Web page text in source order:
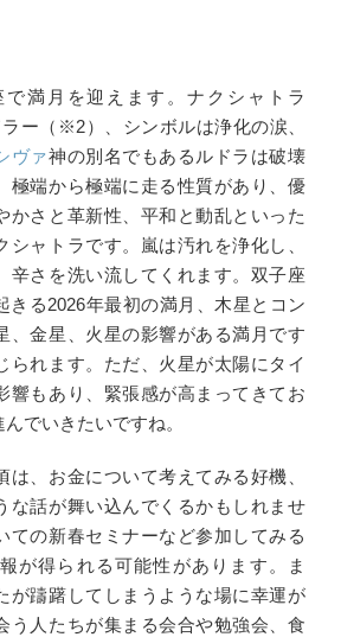
で満月を迎えます。ナクシャトラ
ー（※2）、シンボルは浄化の涙、
ヴァ神の別名でもあるルドラは破壊
極端から極端に走る性質があり、優
かさと革新性、平和と動乱といった
シャトラです。嵐は汚れを浄化し、
辛さを洗い流してくれます。双子座
きる2026年最初の満月、木星とコン
、金星、火星の影響がある満月です
られます。ただ、火星が太陽にタイ
響もあり、緊張感が高まってきてお
でいきたいですね。
は、お金について考えてみる好機、
な話が舞い込んでくるかもしれませ
ての新春セミナーなど参加してみる
が得られる可能性があります。ま
が躊躇してしまうような場に幸運が
う人たちが集まる会合や勉強会、食